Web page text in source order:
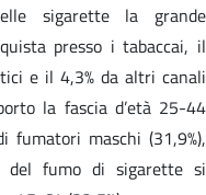
sigarette la grande
presso i tabaccai, il
e il 4,3% da altri canali
la fascia d’età 25-44
fumatori maschi (31,9%),
del fumo di sigarette si